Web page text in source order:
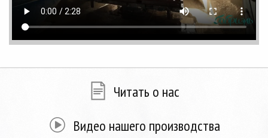
Читать о нас
Видео нашего производства